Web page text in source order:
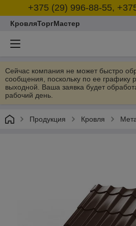
+375 (29) 996-88-55,
КровляТоргМастер
Сейчас компания не может быстро
сообщения, поскольку по ее графику
выходной. Ваша заявка будет
рабочий день.
Продукция Кровля